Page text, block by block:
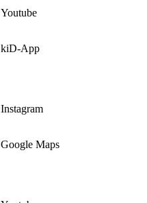
Youtube
kiD-App
Instagram
Google Maps